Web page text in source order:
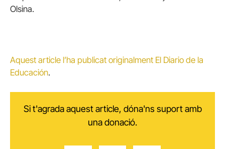
Olsina.
Aquest article l’ha publicat originalment El Diario de la
Educación.
Si t'agrada aquest article, dóna'ns suport amb
una donació.